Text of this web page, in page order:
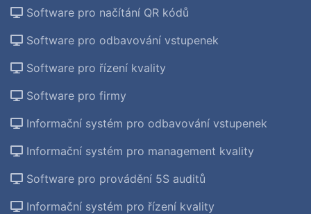
Software pro načítání QR kódů
Software pro odbavování vstupenek
Software pro řízení kvality
Software pro firmy
Informační systém pro odbavování vstupenek
Informační systém pro management kvality
Software pro provádění 5S auditů
Informační systém pro řízení kvality